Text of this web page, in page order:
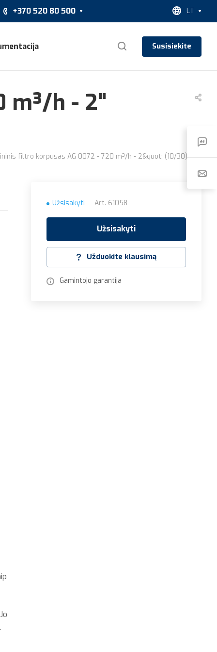
+370 520 80 500 LT
Susisiekite
m³/h - 2"
filtro korpusas AG 0072 - 720 m³/h - 2&quot; (10/30)
Užsisakyti Art. 61058
Užsisakyti
Užduokite klausimą
Gamintojo garantija